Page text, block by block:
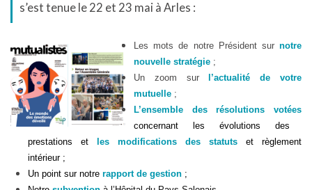
s’est tenue le 22 et 23 mai à Arles :
Les mots de notre Président sur notre
nouvelle stratégie ;
Un zoom sur
l’actualité de votre
mutuelle ;
L’ensemble des résolutions votées
concernant les évolutions des
prestations et
les modifications des statutset règlement
intérieur ;
Un point sur notre rapport de gestion;